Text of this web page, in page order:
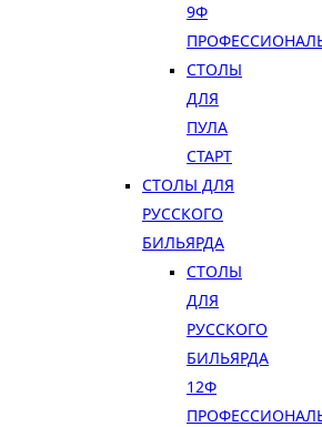
9Ф
СТОЛЫ
ДЛЯ
ПУЛА
СТАРТ
СТОЛЫ ДЛЯ
РУССКОГО
БИЛЬЯРДА
СТОЛЫ
ДЛЯ
РУССКОГО
БИЛЬЯРДА
12Ф